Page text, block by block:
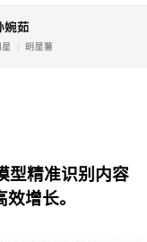
型精准识别内容
增长。